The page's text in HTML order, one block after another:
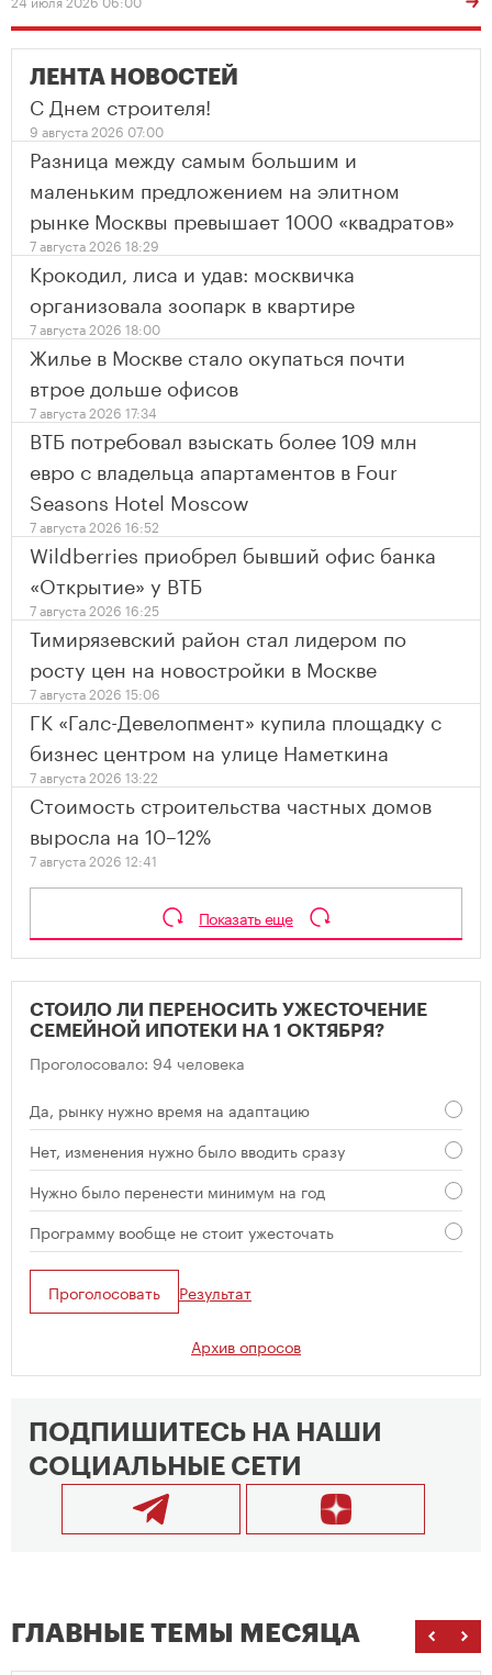
ЛЕНТА НОВОСТЕЙ
С Днем строителя!
9 августа 2026 07:00
Разница между самым большим и
маленьким предложением на элитном
рынке Москвы превышает 1000 «квадратов»
7 августа 2026 18:29
Крокодил, лиса и удав: москвичка
организовала зоопарк в квартире
7 августа 2026 18:00
Жилье в Москве стало окупаться почти
втрое дольше офисов
7 августа 2026 17:34
ВТБ потребовал взыскать более 109 млн
евро с владельца апартаментов в Four
Seasons Hotel Moscow
7 августа 2026 16:52
Wildberries приобрел бывший офис банка
«Открытие» у ВТБ
7 августа 2026 16:25
Тимирязевский район стал лидером по
росту цен на новостройки в Москве
7 августа 2026 15:06
ГК «Галс-Девелопмент» купила площадку с
бизнес центром на улице Наметкина
7 августа 2026 13:22
Стоимость строительства частных домов
выросла на 10–12%
7 августа 2026 12:41
Показать еще
СТОИЛО ЛИ ПЕРЕНОСИТЬ УЖЕСТОЧЕНИЕ
СЕМЕЙНОЙ ИПОТЕКИ НА 1 ОКТЯБРЯ?
Проголосовало: 94 человека
Да, рынку нужно время на адаптацию
Нет, изменения нужно было вводить сразу
Нужно было перенести минимум на год
Программу вообще не стоит ужесточать
Проголосовать Результат
Архив опросов
ПОДПИШИТЕСЬ НА НАШИ
СОЦИАЛЬНЫЕ СЕТИ
ГЛАВНЫЕ ТЕМЫ МЕСЯЦА